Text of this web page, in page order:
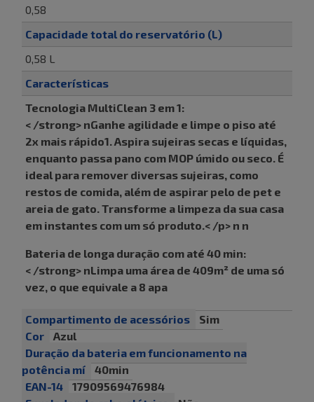
0,58
Capacidade total do reservatório (L)
0,58 L
Características
Tecnologia MultiClean 3 em 1:
< /strong> nGanhe agilidade e limpe o piso até
2x mais rápido1. Aspira sujeiras secas e líquidas,
enquanto passa pano com MOP úmido ou seco. É
ideal para remover diversas sujeiras, como
restos de comida, além de aspirar pelo de pet e
areia de gato. Transforme a limpeza da sua casa
em instantes com um só produto.< /p> n n
Bateria de longa duração com até 40 min:
< /strong> nLimpa uma área de 409m² de uma só
vez, o que equivale a 8 apa
Compartimento de acessórios
Sim
Cor
Azul
Duração da bateria em funcionamento na
potência mí
40min
EAN-14
17909569476984